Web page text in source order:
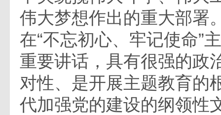
伟大梦想作出的重大部署
在“不忘初心、牢记使命”
重要讲话，具有很强的政
对性、是开展主题教育的
代加强党的建设的纲领性